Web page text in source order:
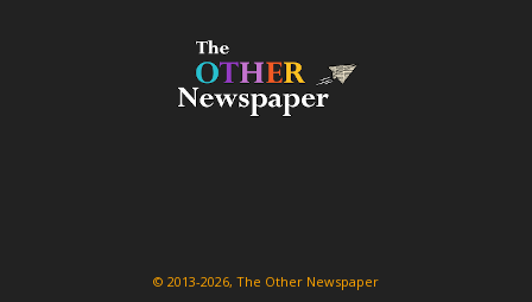
© 2013-2026, The Other Newspaper